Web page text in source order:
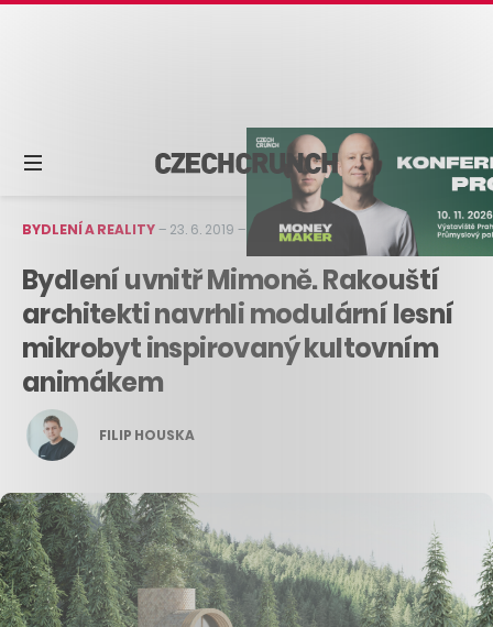
BYDLENÍ A REALITY– 23. 6. 2019 –1 min čtení
Bydlení uvnitř Mimoně. Rakouští
architekti navrhli modulární lesní
mikrobyt inspirovaný kultovním
animákem
FILIP HOUSKA